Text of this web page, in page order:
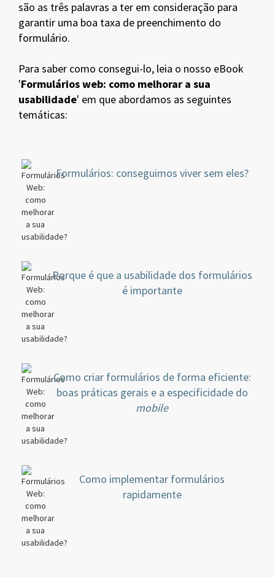
são as três palavras a ter em consideração para
garantir uma boa taxa de preenchimento do
formulário.
Para saber como consegui-lo, leia o nosso eBook
'Formulários web: como melhorar a sua
usabilidade' em que abordamos as seguintes
temáticas:
Formulários: conseguimos viver sem eles?
Porque é que a usabilidade dos formulários
é importante
Como criar formulários de forma eficiente:
boas práticas gerais e a especificidade do
mobile
Como implementar formulários
rapidamente